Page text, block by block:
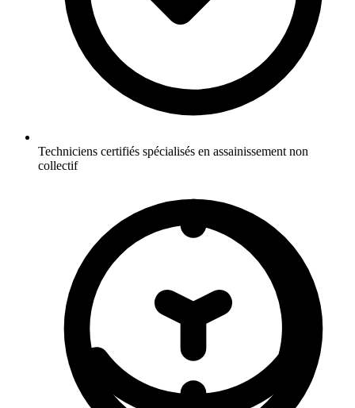
Techniciens certifiés spécialisés en assainissement non
collectif